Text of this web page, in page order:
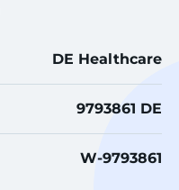
DE Healthcare
9793861 DE
W-9793861